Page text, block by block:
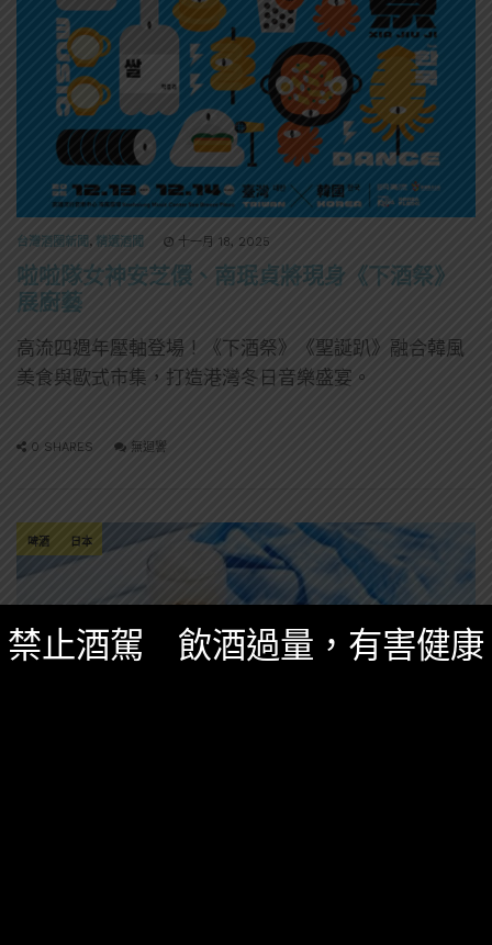
台灣酒圈新聞 , 精選酒聞 十一月 18, 2025
啦啦隊女神安芝儇、南珉貞將現身《下酒祭》
展廚藝
高流四週年壓軸登場！《下酒祭》《聖誕趴》融合韓風
美食與歐式市集，打造港灣冬日音樂盛宴。
0 SHARES 無迴響
啤酒 日本
禁止酒駕 飲酒過量，有害健康